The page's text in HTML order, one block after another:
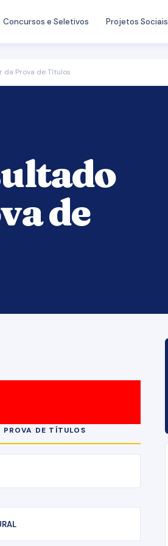
Concursos e Seletivos Projetos Sociais
da Prova de Títulos
de
DE TÍTULOS